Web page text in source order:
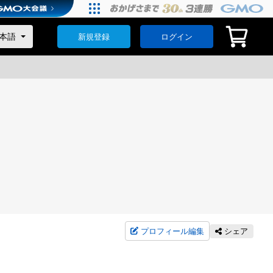
新規登録 ログイン
プロフィール編集 シェア